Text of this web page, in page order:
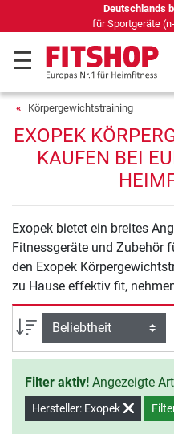
Deutschlands
für Sportgeräte
Körpergewichtstraining
EXOPEK
KAUFEN BEI
Exopek bietet ein breites Angebot hochwertiger
Fitnessgeräte und Zubehör
den Exopek
zu Hause effektiv fit,
Sortierung
Filter aktiv! Angezeigte
Hersteller: Exopek